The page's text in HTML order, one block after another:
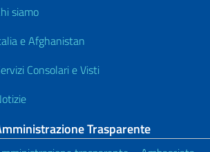
siamo
e Afghanistan
Consolari e Visti
Trasparente